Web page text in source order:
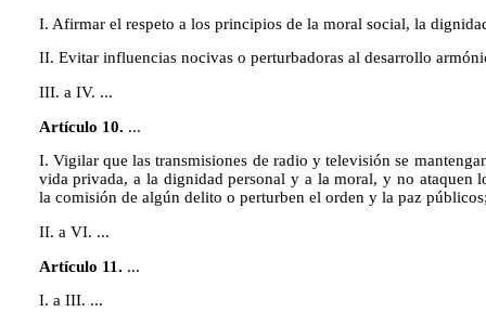
I. Afirmar el respeto a los principios de la moral social, la
II. Evitar influencias nocivas o perturbadoras al desarrollo
III. a IV. ...
Artículo 10. ...
I. Vigilar que las transmisiones de radio y televisión se
vida privada, a la dignidad personal y a la moral, y no ataquen
la comisión de algún delito o perturben el orden y la paz
II. a VI. ...
Artículo 11. ...
I. a III. ...